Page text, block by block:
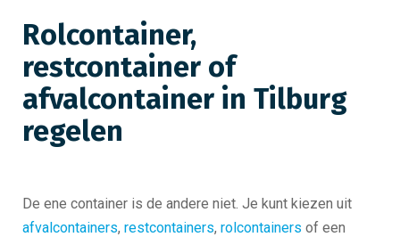
Rolcontainer,
restcontainer of
afvalcontainer in Tilburg
regelen
De ene container is de andere niet. Je kunt kiezen uit
afvalcontainers, restcontainers, rolcontainers of een